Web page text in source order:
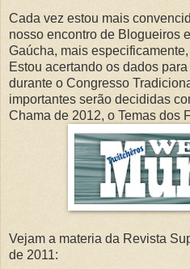
Cada vez estou mais
nosso encontro de Blogueiros
Gaúcha, mais
Estou acertando os dados
durante o Congresso
importantes serão decididas
Chama de 2012, o Temas dos
Vejam a materia da Revista
de 2011: